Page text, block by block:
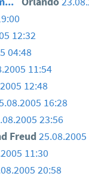
12:32
04:48
11:54
12:48
16:28
23:56
Freud
11:30
20:58